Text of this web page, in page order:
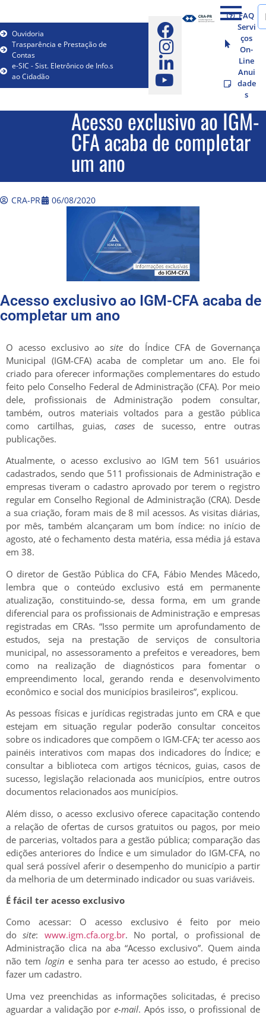
Ouvidoria
Trasparência e Prestação de
Contas
e-SIC - Sist. Eletrônico de Info.s
ao Cidadão
FAQ
Servi
ços
On-
Line
Anui
dade
s
Acesso exclusivo ao IGM-
CFA acaba de completar
um ano
CRA-PR 06/08/2020
Acesso exclusivo ao IGM-CFA acaba de
completar um ano
O acesso exclusivo aosite do Índice CFA de Governança
Municipal (IGM-CFA) acaba de completar um ano. Ele foi
criado para oferecer informações complementares do estudo
feito pelo Conselho Federal de Administração (CFA). Por meio
dele, profissionais de Administração podem consultar,
também, outros materiais voltados para a gestão pública
como cartilhas, guias, cases de sucesso, entre outras
publicações.
Atualmente, o acesso exclusivo ao IGM tem 561 usuários
cadastrados, sendo que 511 profissionais de Administração e
empresas tiveram o cadastro aprovado por terem o registro
regular em Conselho Regional de Administração (CRA). Desde
a sua criação, foram mais de 8 mil acessos. As visitas diárias,
por mês, também alcançaram um bom índice: no início de
agosto, até o fechamento desta matéria, essa média já estava
em 38.
O diretor de Gestão Pública do CFA, Fábio Mendes Mâcedo,
lembra que o conteúdo exclusivo está em permanente
atualização, constituindo-se, dessa forma, em um grande
diferencial para os profissionais de Administração e empresas
registradas em CRAs. “Isso permite um aprofundamento de
estudos, seja na prestação de serviços de consultoria
municipal, no assessoramento a prefeitos e vereadores, bem
como na realização de diagnósticos para fomentar o
empreendimento local, gerando renda e desenvolvimento
econômico e social dos municípios brasileiros”, explicou.
As pessoas físicas e jurídicas registradas junto em CRA e que
estejam em situação regular poderão consultar conceitos
sobre os indicadores que compõem o IGM-CFA; ter acesso aos
painéis interativos com mapas dos indicadores do Índice; e
consultar a biblioteca com artigos técnicos, guias, casos de
sucesso, legislação relacionada aos municípios, entre outros
documentos relacionados aos municípios.
Além disso, o acesso exclusivo oferece capacitação contendo
a relação de ofertas de cursos gratuitos ou pagos, por meio
de parcerias, voltados para a gestão pública; comparação das
edições anteriores do Índice e um simulador do IGM-CFA, no
qual será possível aferir o desempenho do município a partir
da melhoria de um determinado indicador ou suas variáveis.
É fácil ter acesso exclusivo
Como acessar: O acesso exclusivo é feito por meio
dosite: www.igm.cfa.org.br. No portal, o profissional de
Administração clica na aba “Acesso exclusivo”. Quem ainda
não tem login e senha para ter acesso ao estudo, é preciso
fazer um cadastro.
Uma vez preenchidas as informações solicitadas, é preciso
aguardar a validação pore-mail. Após isso, o profissional de